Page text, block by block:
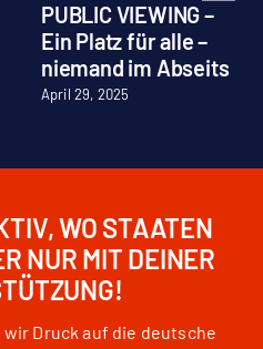
PUBLIC VIEWING –
Ein Platz für alle –
niemand im Abseits
April 29, 2025
WO STAATEN
NUR MIT DEINER
Druck auf die deutsche